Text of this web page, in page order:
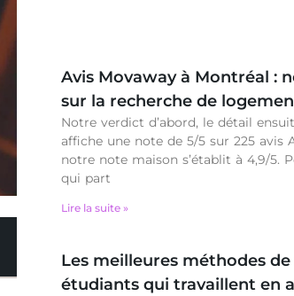
Avis Movaway à Montréal :
sur la recherche de
Notre verdict d’abord, le détail
affiche une note de 5/5 sur 225 avis
notre note maison s’établit à 4,9/5.
qui part
Lire la suite »
Les meilleures méthodes
étudiants qui travaillent en